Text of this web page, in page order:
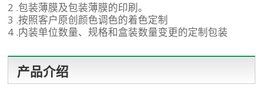
2 .包装薄膜及包装薄膜的印刷。
3 .按照客户原创颜色调色的着色定制
4 .内装单位数量、规格和盒装数量变更的定制包装
产品介绍